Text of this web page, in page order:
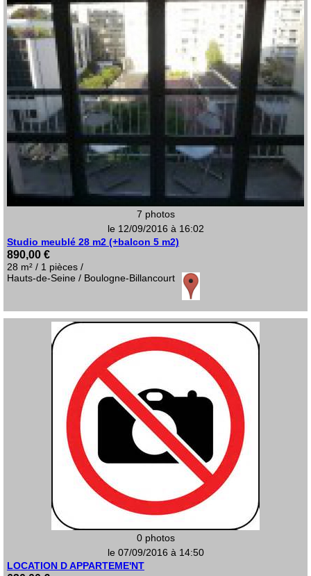
7 photos
le 12/09/2016 à 16:02
Studio meublé 28 m2 (+balcon 5 m2)
890,00 €
28 m² / 1 pièces /
Hauts-de-Seine / Boulogne-Billancourt
0 photos
le 07/09/2016 à 14:50
LOCATION D APPARTEME'NT